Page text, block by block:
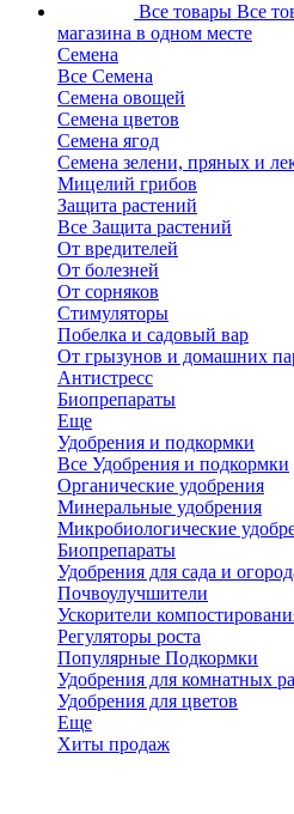
Все товары Все
магазина в одном месте
Семена
Все Семена
Семена овощей
Семена цветов
Семена ягод
Семена зелени, пряных и
Мицелий грибов
Защита растений
Все Защита растений
От вредителей
От болезней
От сорняков
Стимуляторы
Побелка и садовый вар
От грызунов и домашних
Антистресс
Биопрепараты
Еще
Удобрения и подкормки
Все Удобрения и подкормки
Органические удобрения
Минеральные удобрения
Микробиологические
Биопрепараты
Удобрения для сада и
Почвоулучшители
Ускорители
Регуляторы роста
Популярные Подкормки
Удобрения для комнатных
Удобрения для цветов
Еще
Хиты продаж